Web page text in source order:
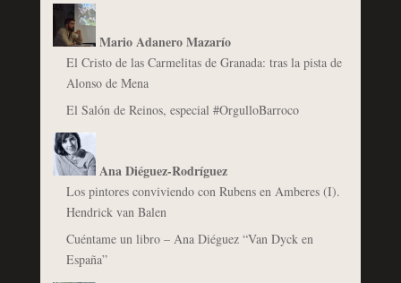
Mario Adanero Mazarío
El Cristo de las Carmelitas de Granada: tras la pista de
Alonso de Mena
El Salón de Reinos, especial #OrgulloBarroco
Ana Diéguez-Rodríguez
Los pintores conviviendo con Rubens en Amberes (I).
Hendrick van Balen
Cuéntame un libro – Ana Diéguez “Van Dyck en
España”